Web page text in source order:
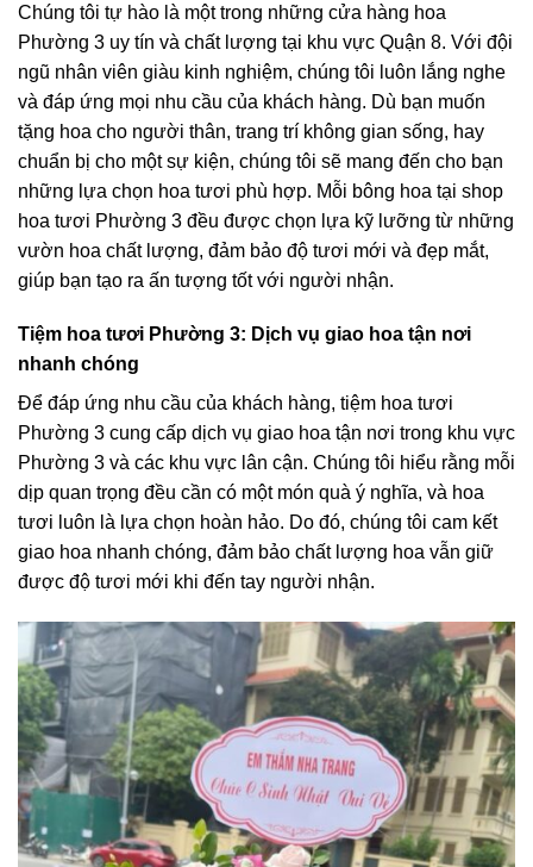
Chúng tôi tự hào là một trong những cửa hàng hoa
Phường 3 uy tín và chất lượng tại khu vực Quận 8. Với đội
ngũ nhân viên giàu kinh nghiệm, chúng tôi luôn lắng nghe
và đáp ứng mọi nhu cầu của khách hàng. Dù bạn muốn
tặng hoa cho người thân, trang trí không gian sống, hay
chuẩn bị cho một sự kiện, chúng tôi sẽ mang đến cho bạn
những lựa chọn hoa tươi phù hợp. Mỗi bông hoa tại shop
hoa tươi Phường 3 đều được chọn lựa kỹ lưỡng từ những
vườn hoa chất lượng, đảm bảo độ tươi mới và đẹp mắt,
giúp bạn tạo ra ấn tượng tốt với người nhận.
Tiệm hoa tươi Phường 3: Dịch vụ giao hoa tận nơi
nhanh chóng
Để đáp ứng nhu cầu của khách hàng, tiệm hoa tươi
Phường 3 cung cấp dịch vụ giao hoa tận nơi trong khu vực
Phường 3 và các khu vực lân cận. Chúng tôi hiểu rằng mỗi
dịp quan trọng đều cần có một món quà ý nghĩa, và hoa
tươi luôn là lựa chọn hoàn hảo. Do đó, chúng tôi cam kết
giao hoa nhanh chóng, đảm bảo chất lượng hoa vẫn giữ
được độ tươi mới khi đến tay người nhận.